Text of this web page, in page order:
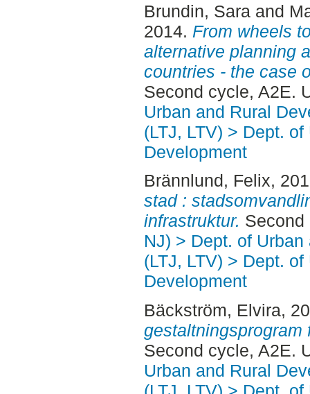
Brundin, Saraand
2014. From wheels
alternative planning
countries - the case
Second cycle, A2E.
Urban and Rural
(LTJ, LTV) > Dept.
Development
Brännlund, Felix,
stad :
infrastruktur.
NJ) > Dept. of
(LTJ, LTV) > Dept.
Development
Bäckström, Elvira,
gestaltningsprogram
Second cycle, A2E.
Urban and Rural